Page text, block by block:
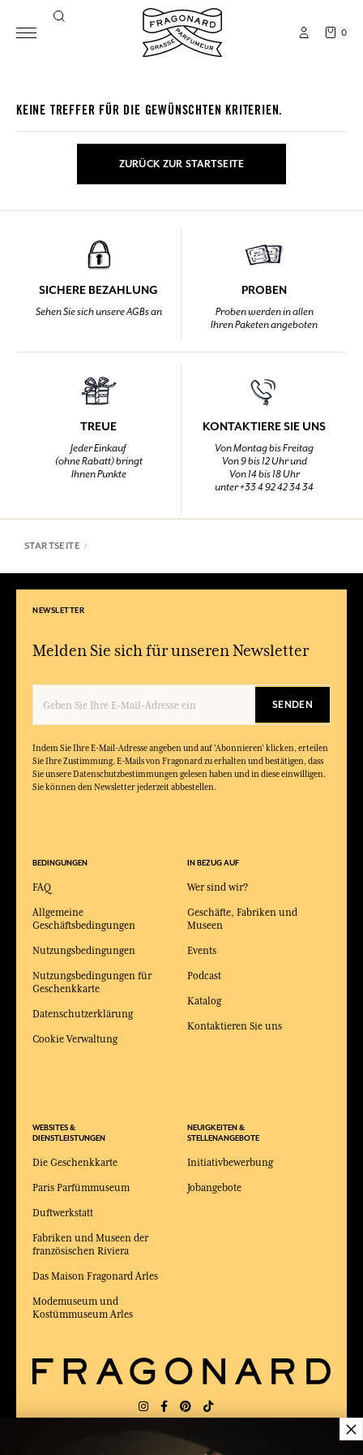
0
KEINE TREFFER FÜR DIE GEWÜNSCHTEN KRITERIEN.
ZURÜCK ZUR STARTSEITE
SICHERE BEZAHLUNG
Sehen Sie sich unsere AGBs an
PROBEN
Proben werden in allen
Ihren Paketen angeboten
TREUE
Jeder Einkauf
(ohne Rabatt) bringt
Ihnen Punkte
KONTAKTIERE SIE UNS
Von Montag bis Freitag
Von 9 bis 12 Uhr und
Von 14 bis 18 Uhr
unter +33 4 92 42 34 34
STARTSEITE
NEWSLETTER
Melden Sie sich für unseren Newsletter
SENDEN
Indem Sie Ihre E-Mail-Adresse angeben und auf 'Abonnieren' klicken, erteilen
Sie Ihre Zustimmung, E-Mails von Fragonard zu erhalten und bestätigen, dass
Sie unsere Datenschutzbestimmungen gelesen haben und in diese einwilligen.
Sie können den Newsletter jederzeit abbestellen.
BEDINGUNGEN
FAQ
Allgemeine
Geschäftsbedingungen
Nutzungsbedingungen
Nutzungsbedingungen für
Geschenkkarte
Datenschutzerklärung
Cookie Verwaltung
WEBSITES &
DIENSTLEISTUNGEN
Die Geschenkkarte
Paris Parfümmuseum
Duftwerkstatt
Fabriken und Museen der
französischen Riviera
Das Maison Fragonard Arles
Modemuseum und
Kostümmuseum Arles
IN BEZUG AUF
Wer sind wir?
Geschäfte, Fabriken und
Museen
Events
Podcast
Katalog
Kontaktieren Sie uns
NEUIGKEITEN &
STELLENANGEBOTE
Initiativbewerbung
Jobangebote
SPRACHE:
×